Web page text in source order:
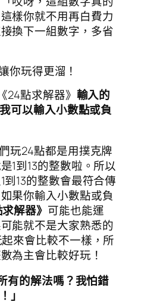
樣你就不用再白費力
換下一組數字，多省
你玩得更溜！
《24點求解器》 輸入的
可以輸入小數點或負
玩24點都是用撲克牌
1到13的整數啦。所以
到13的整數會最符合傳
果你輸入小數點或負
求解器》 可能也能運
能就不是大家熟悉的
來會比較不一樣，所
為主會比較好玩！
有的解法嗎？我怕錯
」